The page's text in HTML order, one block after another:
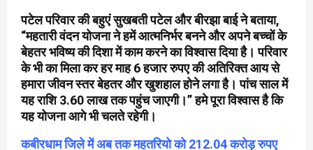
पटेल परिवार की बहुएं सुखबती पटेल और बीरझा बाई ने बताया,
“महतारी वंदन योजना ने हमें आत्मनिर्भर बनने और अपने बच्चों के
बेहतर भविष्य की दिशा में काम करने का विश्वास दिया है। परिवार
के भी का मिला कर हर माह 6 हजार रुपए की अतिरिक्त आय से
हमारा जीवन स्तर बेहतर और खुशहाल होने लगा है। पांच साल में
यह राशि 3.60 लाख तक पहुंच जाएगी।” हमे पूरा विश्वास है कि
यह योजना आगे भी चलते रहेगी।
कबीरधाम जिले में अब तक महतरियो को 212.04 करोड़ रुपए